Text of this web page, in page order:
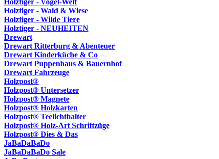
Holztiger - Vogel-Welt
Holztiger - Wald & Wiese
Holztiger - Wilde Tiere
Holztiger - NEUHEITEN
Drewart
Drewart Ritterburg & Abenteuer
Drewart Kinderküche & Co
Drewart Puppenhaus & Bauernhof
Drewart Fahrzeuge
Holzpost®
Holzpost® Untersetzer
Holzpost® Magnete
Holzpost® Holzkarten
Holzpost® Teelichthalter
Holzpost® Holz-Art Schriftzüge
Holzpost® Dies & Das
JaBaDaBaDo
JaBaDaBaDo Sale